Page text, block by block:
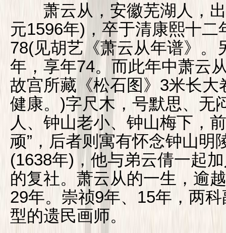
萧云从，安徽芜湖人，出
元1596年)，卒于清康熙十
78(见胡艺《萧云从年谱》。
年，享年74。而此年中萧云
故宫所藏《松石图》3米长
健康。)字尺木，号默思、无
人、钟山老小、钟山梅下，
顽”，后者则寓有怀念钟山明
(1638年)，他与弟云倩一起
的复社。萧云从的一生，逾
29年。崇祯9年、15年，两
型的遗民画师。